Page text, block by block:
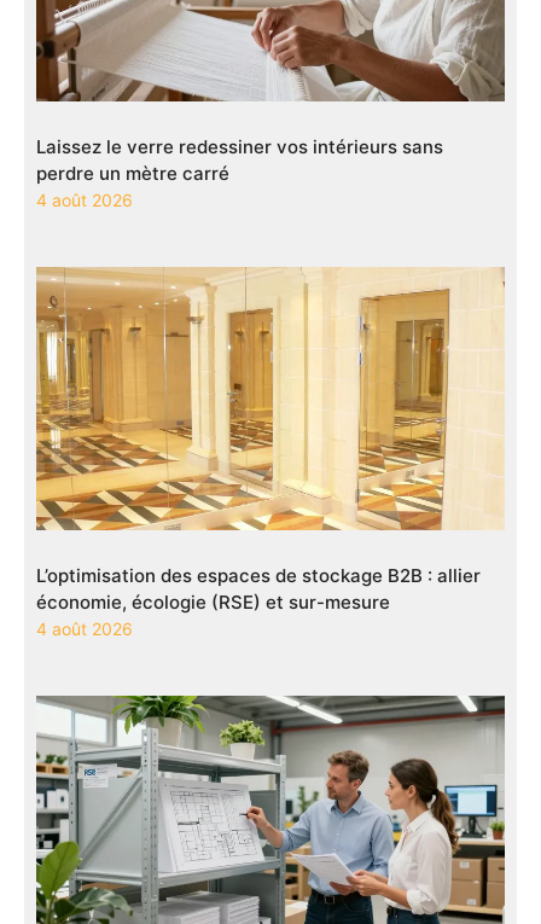
Laissez le verre redessiner vos intérieurs sans
perdre un mètre carré
4 août 2026
L’optimisation des espaces de stockage B2B : allier
économie, écologie (RSE) et sur-mesure
4 août 2026